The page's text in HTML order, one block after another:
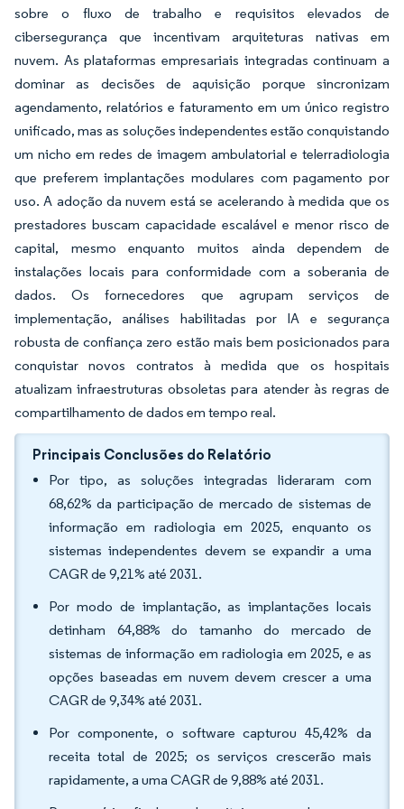
sobre o fluxo de trabalho e requisitos elevados de
cibersegurança que incentivam arquiteturas nativas em
nuvem. As plataformas empresariais integradas continuam a
dominar as decisões de aquisição porque sincronizam
agendamento, relatórios e faturamento em um único registro
unificado, mas as soluções independentes estão conquistando
um nicho em redes de imagem ambulatorial e telerradiologia
que preferem implantações modulares com pagamento por
uso. A adoção da nuvem está se acelerando à medida que os
prestadores buscam capacidade escalável e menor risco de
capital, mesmo enquanto muitos ainda dependem de
instalações locais para conformidade com a soberania de
dados. Os fornecedores que agrupam serviços de
implementação, análises habilitadas por IA e segurança
robusta de confiança zero estão mais bem posicionados para
conquistar novos contratos à medida que os hospitais
atualizam infraestruturas obsoletas para atender às regras de
compartilhamento de dados em tempo real.
Principais Conclusões do Relatório
Por tipo, as soluções integradas lideraram com
68,62% da participação de mercado de sistemas de
informação em radiologia em 2025, enquanto os
sistemas independentes devem se expandir a uma
CAGR de 9,21% até 2031.
Por modo de implantação, as implantações locais
detinham 64,88% do tamanho do mercado de
sistemas de informação em radiologia em 2025, e as
opções baseadas em nuvem devem crescer a uma
CAGR de 9,34% até 2031.
Por componente, o software capturou 45,42% da
receita total de 2025; os serviços crescerão mais
rapidamente, a uma CAGR de 9,88% até 2031.